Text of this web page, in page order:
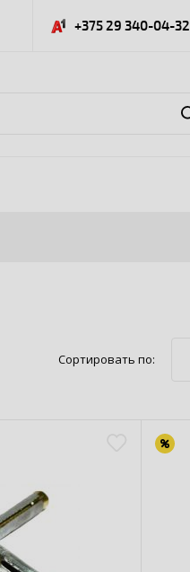
+375 29 340-04-32
Сортировать по: